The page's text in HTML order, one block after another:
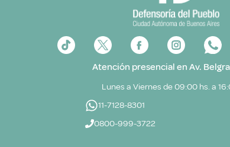
Atención presencial en Av.
Lunes a Viernes de 09:00 hs. a
11-7128-8301
0800-999-3722